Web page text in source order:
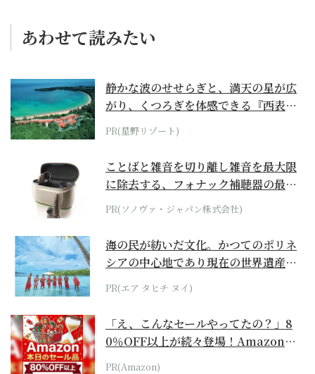
あわせて読みたい
静かな波のせせらぎと、満天の星が広
がり、くつろぎを体感できる『西表島
ホテル by...
PR(星野リゾート)
ことばと雑音を切り離し雑音を最大限
に除去する、フォナック補聴器の最上
位モデル
PR(ソノヴァ・ジャパン株式会社)
海の民が紡いだ文化。かつてのポリネ
シアの中心地であり現在の世界遺産か
らみえてくる...
PR(エア タヒチ ヌイ)
「え、こんなセールやってたの？」8
0％OFF以上が続々登場！Amazonの
本気が...
PR(Amazon)